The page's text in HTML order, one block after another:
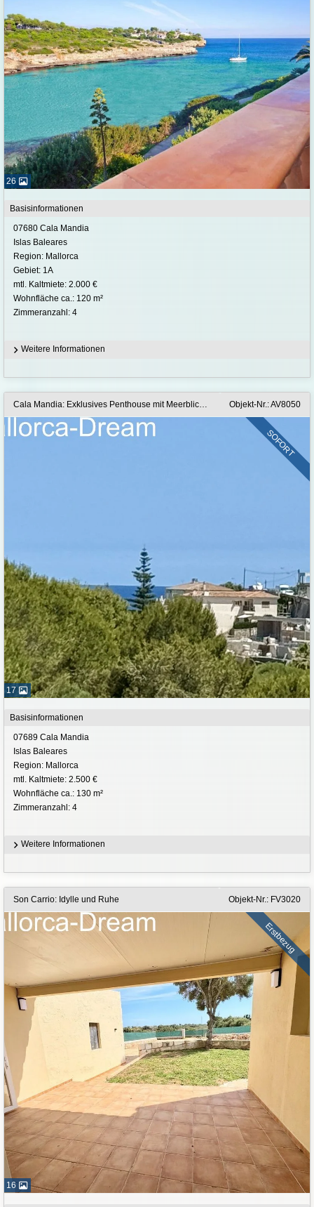
26
Basisinformationen
07680 Cala Mandia
Islas Baleares
Region: Mallorca
Gebiet: 1A
mtl. Kaltmiete: 2.000 €
Wohnfläche ca.: 120 m²
Zimmeranzahl: 4
Weitere Informationen
Cala Mandia: Exklusives Penthouse mit Meerblick & Dachterrasse – Strandnah Objekt-Nr.: AV8050
17
SOFORT
Basisinformationen
07689 Cala Mandia
Islas Baleares
Region: Mallorca
mtl. Kaltmiete: 2.500 €
Wohnfläche ca.: 130 m²
Zimmeranzahl: 4
Weitere Informationen
Son Carrio: Idylle und Ruhe Objekt-Nr.: FV3020
16
Erstbezug